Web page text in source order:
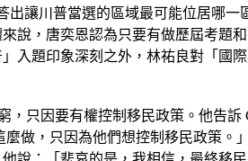
讓川普當選的區域最可能位居哪一
說，唐奕恩認為只要有做歷屆考題
入題印象深刻之外，林祐良對「國
，只因要有權控制移民政策。他告
做，只因為他們想控制移民政策。